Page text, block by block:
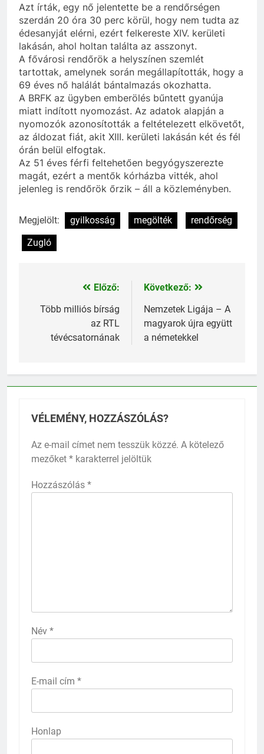
Azt írták, egy nő jelentette be a rendőrségen
szerdán 20 óra 30 perc körül, hogy nem tudta az
édesanyját elérni, ezért felkereste XIV. kerületi
lakásán, ahol holtan találta az asszonyt.
A fővárosi rendőrök a helyszínen szemlét
tartottak, amelynek során megállapították, hogy a
69 éves nő halálát bántalmazás okozhatta.
A BRFK az ügyben emberölés bűntett gyanúja
miatt indított nyomozást. Az adatok alapján a
nyomozók azonosították a feltételezett elkövetőt,
az áldozat fiát, akit XIII. kerületi lakásán két és fél
órán belül elfogtak.
Az 51 éves férfi feltehetően begyógyszerezte
magát, ezért a mentők kórházba vitték, ahol
jelenleg is rendőrök őrzik – áll a közleményben.
Megjelölt: gyilkosság megölték
rendőrség
Zugló
Bejegyzés
navigáció
Előző:
Több milliós bírság
az RTL
tévécsatornának
Következő:
Nemzetek Ligája – A
magyarok újra együtt
a németekkel
VÉLEMÉNY, HOZZÁSZÓLÁS?
Az e-mail címet nem tesszük közzé. A kötelező
mezőket * karakterrel jelöltük
Hozzászólás *
Név *
E-mail cím *
Honlap